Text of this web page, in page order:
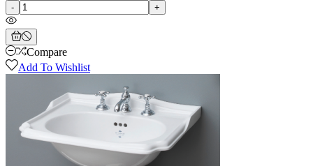
- +
Compare
Add To Wishlist